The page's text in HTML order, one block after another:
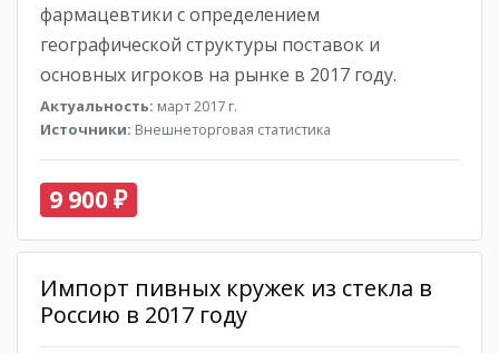
фармацевтики с определением
географической структуры поставок и
основных игроков на рынке в 2017 году.
Актуальность: март 2017 г.
Источники: Внешнеторговая статистика
9 900 ₽
Импорт пивных кружек из стекла в
Россию в 2017 году